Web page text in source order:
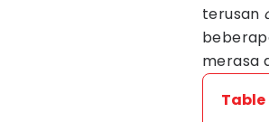
terusan
merasa